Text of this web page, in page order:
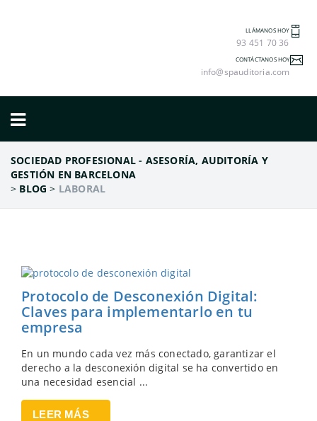
LLÁMANOS HOY
93 451 70 36
CONTÁCTANOS HOY
info@spauditoria.com
SOCIEDAD PROFESIONAL - ASESORÍA, AUDITORÍA Y
GESTIÓN EN BARCELONA
> BLOG > LABORAL
Protocolo de Desconexión Digital:
Claves para implementarlo en tu
empresa
En un mundo cada vez más conectado, garantizar el
derecho a la desconexión digital se ha convertido en
una necesidad esencial ...
LEER MÁS